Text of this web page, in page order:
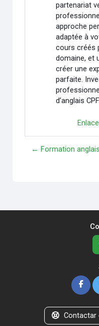
partenariat
approche
adaptée à
cours créés
domaine, et
créer une
parfaite.
d’anglais
← Formation
Contactar